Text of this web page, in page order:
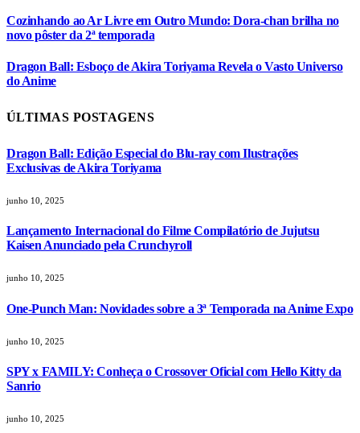
Cozinhando ao Ar Livre em Outro Mundo: Dora-chan brilha no
novo pôster da 2ª temporada
Dragon Ball: Esboço de Akira Toriyama Revela o Vasto Universo
do Anime
ÚLTIMAS POSTAGENS
Dragon Ball: Edição Especial do Blu-ray com Ilustrações
Exclusivas de Akira Toriyama
junho 10, 2025
Lançamento Internacional do Filme Compilatório de Jujutsu
Kaisen Anunciado pela Crunchyroll
junho 10, 2025
One-Punch Man: Novidades sobre a 3ª Temporada na Anime Expo
junho 10, 2025
SPY x FAMILY: Conheça o Crossover Oficial com Hello Kitty da
Sanrio
junho 10, 2025